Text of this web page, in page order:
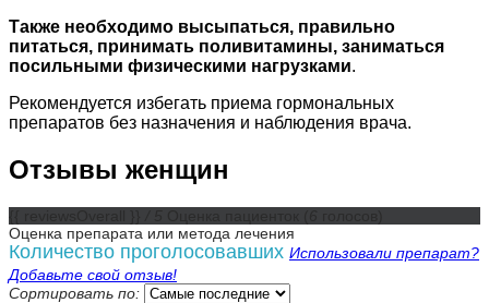
Также необходимо высыпаться, правильно
питаться, принимать поливитамины, заниматься
посильными физическими нагрузками.
Рекомендуется избегать приема гормональных
препаратов без назначения и наблюдения врача.
Отзывы женщин
Оценка препарата или метода лечения
Количество проголосовавших Использовали препарат?
Добавьте свой отзыв!
Сортировать по: